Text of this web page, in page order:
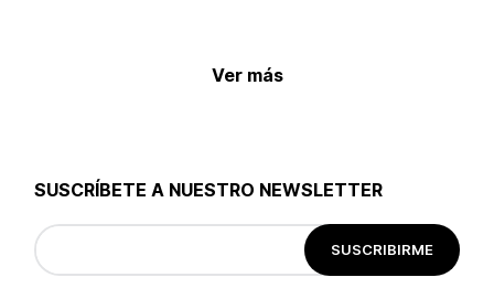
Ver más
SUSCRÍBETE A NUESTRO NEWSLETTER
SUSCRIBIRME